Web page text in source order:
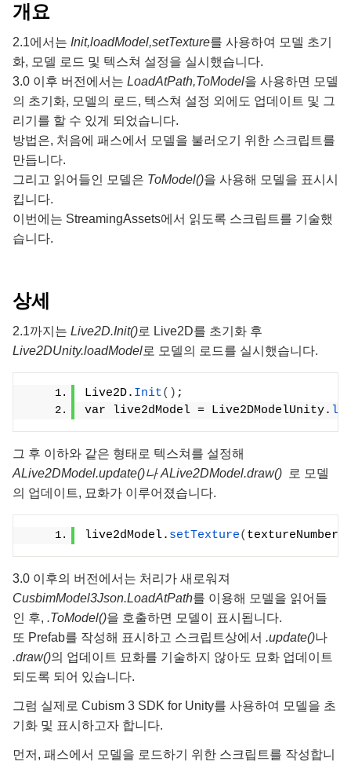
개요
2.1에서는 Init,loadModel,setTexture를 사용하여 모델 초기
화, 모델 로드 및 텍스쳐 설정을 실시했습니다.
3.0 이후 버전에서는 LoadAtPath,ToModel을 사용하면 모델
의 초기화, 모델의 로드, 텍스쳐 설정 외에도 업데이트 및 그
리기를 할 수 있게 되었습니다.
방법은, 처음에 패스에서 모델을 불러오기 위한 스크립트를
만듭니다.
그리고 읽어들인 모델은 ToModel()을 사용해 모델을 표시시
킵니다.
이번에는 StreamingAssets에서 읽도록 스크립트를 기술했
습니다.
상세
2.1까지는 Live2D.Init()로 Live2D를 초기화 후
Live2DUnity.loadModel로 모델의 로드를 실시했습니다.
Live2D. Init() ;
var live2dModel = Live2DModelUnity.
그 후 이하와 같은 형태로 텍스쳐를 설정해
ALive2DModel.update()나ALive2DModel.draw()
로 모델
의 업데이트, 묘화가 이루어졌습니다.
live2dModel. setTexture(
3.0 이후의 버전에서는 처리가 새로워져
CusbimModel3Json.LoadAtPath를 이용해 모델을 읽어들
인 후, .ToModel()을 호출하면 모델이 표시됩니다.
또 Prefab를 작성해 표시하고 스크립트상에서 .update()나
.draw()의 업데이트 묘화를 기술하지 않아도 묘화 업데이트
되도록 되어 있습니다.
그럼 실제로 Cubism 3 SDK for Unity를 사용하여 모델을 초
기화 및 표시하고자 합니다.
먼저, 패스에서 모델을 로드하기 위한 스크립트를 작성합니